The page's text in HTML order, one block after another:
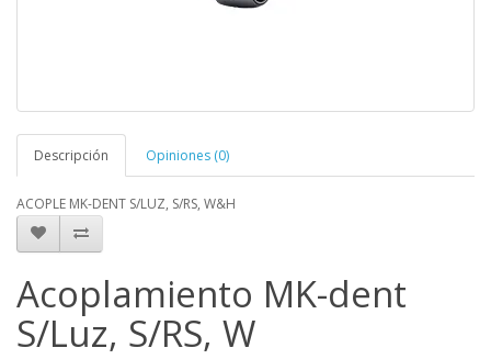
Descripción Opiniones (0)
ACOPLE MK-DENT S/LUZ, S/RS, W&H
Acoplamiento MK-dent
S/Luz, S/RS, W